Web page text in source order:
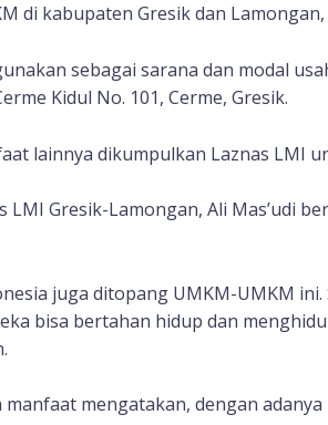
di kabupaten Gresik dan Lamongan,
sebagai sarana dan modal
Kidul No. 101, Cerme, Gresik.
lainnya dikumpulkan Laznas LMI
LMI Gresik-Lamongan, Ali Mas’udi
juga ditopang UMKM-UMKM
bisa bertahan hidup dan
mengatakan, dengan